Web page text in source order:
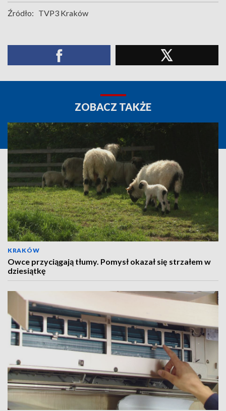
Źródło: TVP3 Kraków
ZOBACZ TAKŻE
KRAKÓW
Owce przyciągają tłumy. Pomysł okazał się strzałem w
dziesiątkę